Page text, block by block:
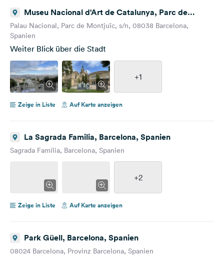
Museu Nacional d'Art de Catalunya, Parc de
Montjuïc, Barcelona, Spanien
Palau Nacional, Parc de Montjuïc, s/n, 08038 Barcelona,
Spanien
Weiter Blick über die Stadt
+1
Zeige in Liste Auf Karte anzeigen
La Sagrada Familia, Barcelona, Spanien
Sagrada Família, Barcelona, Spanien
+2
Zeige in Liste Auf Karte anzeigen
Park Güell, Barcelona, Spanien
08024 Barcelona, Provinz Barcelona, Spanien